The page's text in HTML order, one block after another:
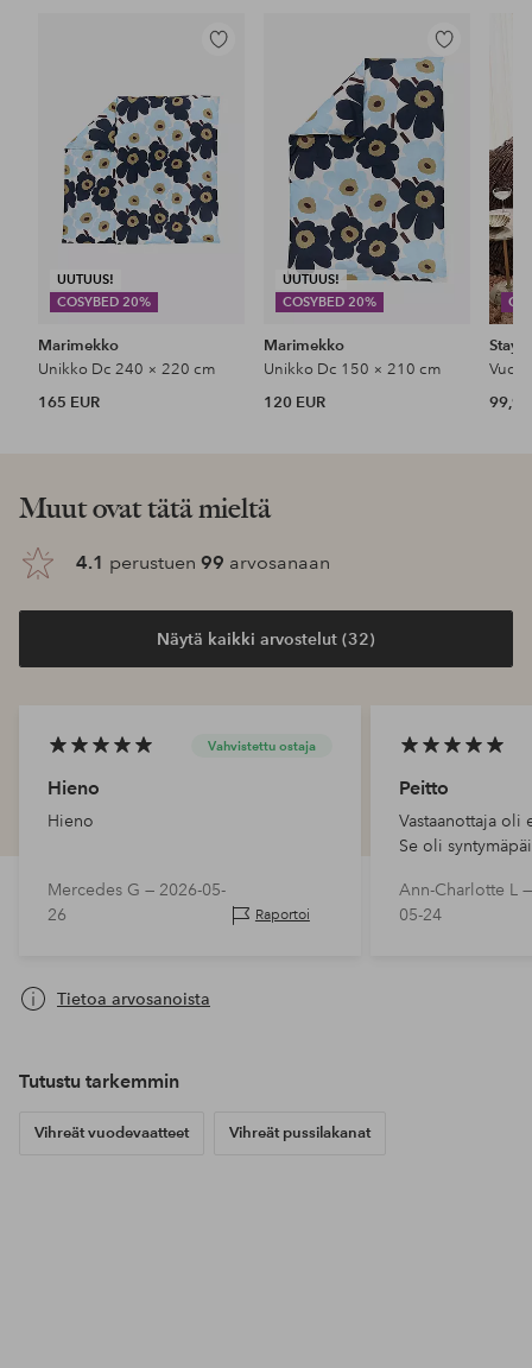
UUTUUS!
COSYBED 20%
Lisää
Marimekko
Unikko Dc 240 × 220 cm
165 EUR
UUTUUS!
COSYBED 20%
Lisää
suosikkeihin
Marimekko
Unikko Dc 150 × 210 cm
120 EUR
99,99
Muut ovat tätä mieltä
4.1 perustuen 99 arvosanaan
Näytä kaikki arvostelut (32)
Vahvistettu ostaja
Hieno
Hieno
Mercedes G — 2026-05-
26
Raportoi
Peitto
Vastaanottaja oli
Se oli
Ann-Charlotte L
05-24
Tietoa arvosanoista
Tutustu tarkemmin
Vihreät vuodevaatteet Vihreät pussilakanat